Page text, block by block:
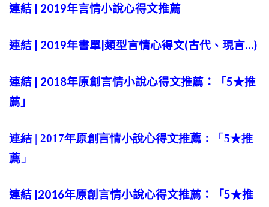
連結 | 2019年言情小說心得文推薦
連結 | 2019年書單|類型言情心得文(古代、現言…)
連結 | 2018年原創言情小說心得文推薦：「5★推
薦」
連結 | 2017年原創言情小說心得文推薦：「5★推
薦」
連結 |2016年原創言情小說心得文推薦：「5★推